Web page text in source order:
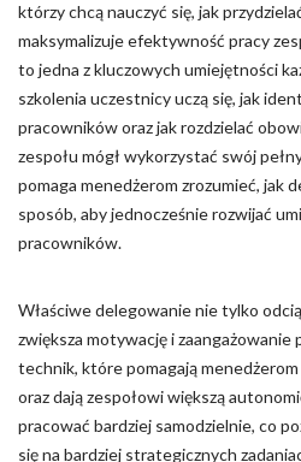
którzy chcą nauczyć się, jak
maksymalizuje efektywność pracy
to jedna z kluczowych umiejętności
szkolenia uczestnicy uczą się, jak
pracowników oraz jak rozdzielać
zespołu mógł wykorzystać swój
pomaga menedżerom zrozumieć, jak
sposób, aby jednocześnie rozwijać
pracowników.
Właściwe delegowanie nie tylko
zwiększa motywację i
technik, które pomagają
oraz dają zespołowi większą
pracować bardziej samodzielnie, co
się na bardziej strategicznych